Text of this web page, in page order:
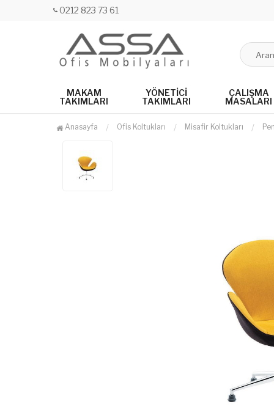
0212 823 73 61
MAKAM
TAKIMLARI
YÖNETICI
TAKIMLARI
ÇALIŞMA
MASALARI
Anasayfa Ofis Koltukları Misafir Koltukları